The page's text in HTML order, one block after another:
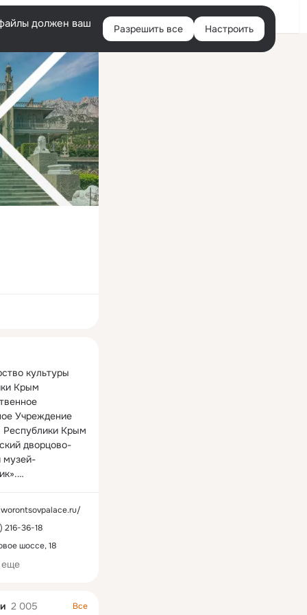
Войти
должен ваш Разрешить все Настроить
культуры
Крым
Учреждение
Республики Крым
дворцово-
музей-
Крым
дворцово-
музей-
216-36-18
шоссе, 18
еще
2 005 Все